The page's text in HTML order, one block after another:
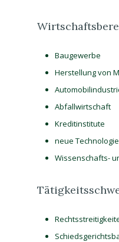
Baugewerbe
Herstellung von
Abfallwirtschaft
Kreditinstitute
neue
Wissenschafts-